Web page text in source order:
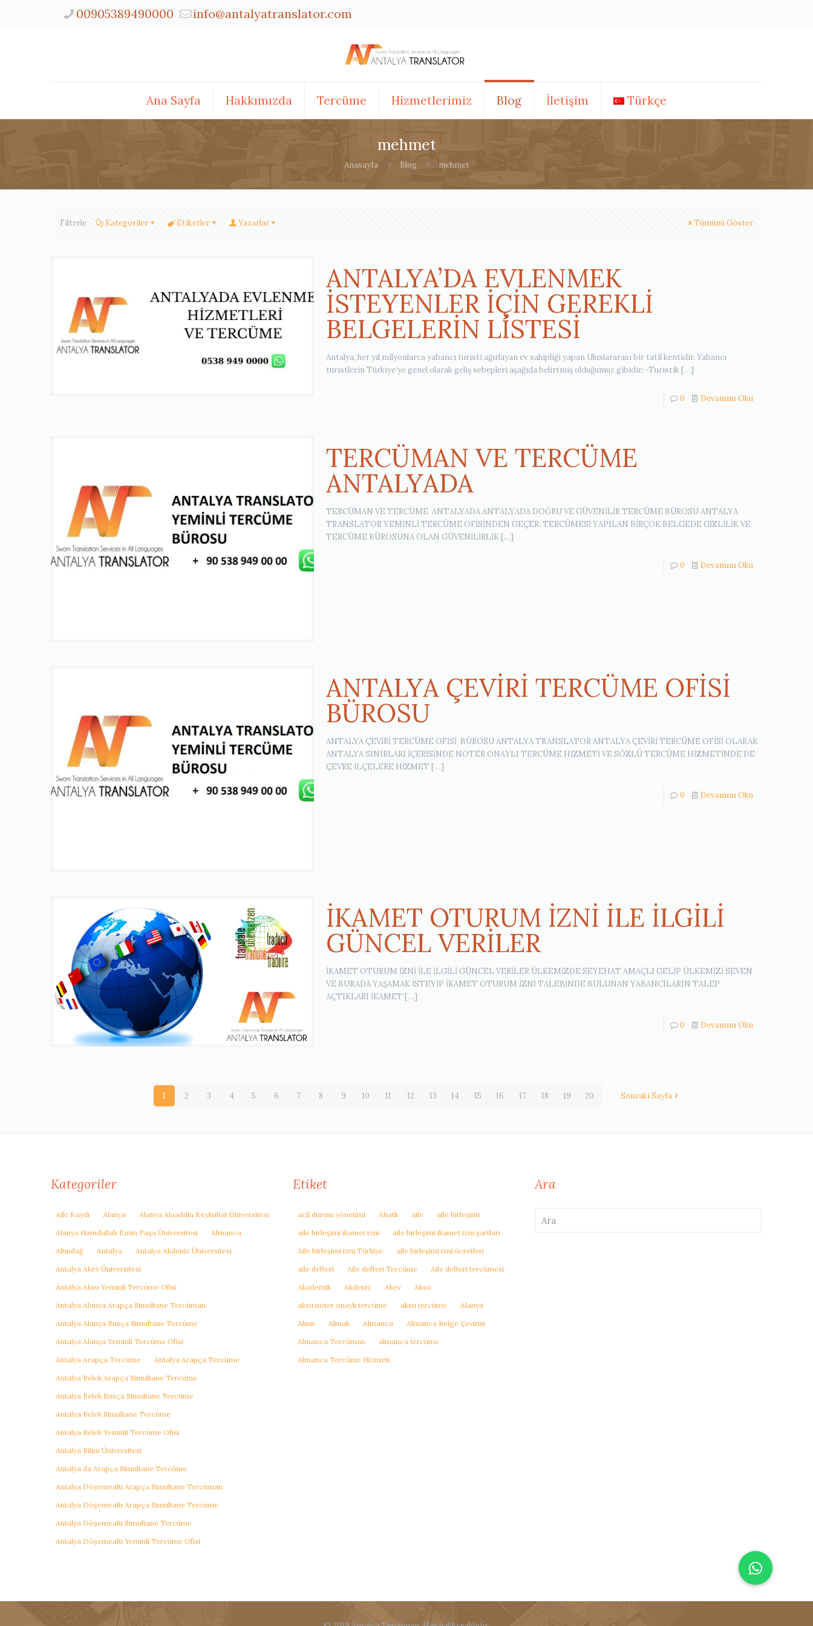
00905389490000 info@antalyatranslator.com
Ana Sayfa Hakkımızda Tercüme Hizmetlerimiz Blog İletişim Türkçe
mehmet
Anasayfa Blog mehmet
Filtrele Kategoriler Etiketler Yazarlar Tümünü Göster
ANTALYA’DA EVLENMEK
İSTEYENLER İÇİN GEREKLİ
BELGELERİN LİSTESİ
Antalya, her yıl milyonlarca yabancı turisti ağırlayan ev sahipliği yapan Uluslararası bir tatil kentidir. Yabancı
turistlerin Türkiye’ye genel olarak geliş sebepleri aşağıda belirtmiş olduğumuz gibidir; -Turistik […]
0 Devamını Oku
TERCÜMAN VE TERCÜME
ANTALYADA
TERCÜMAN VE TERCÜME ANTALYADA ANTALYADA DOĞRU VE GÜVENİLİR TERCÜME BÜROSU ANTALYA
TRANSLATOR YEMİNLİ TERCÜME OFİSİNDEN GEÇER. TERCÜMESİ YAPILAN BİRÇOK BELGEDE GİZLİLİK VE
TERCÜME BÜROSUNA OLAN GÜVENİLİRLİK […]
0 Devamını Oku
ANTALYA ÇEVİRİ TERCÜME OFİSİ
BÜROSU
ANTALYA ÇEVİRİ TERCÜME OFİSİ BÜROSU ANTALYA TRANSLATOR ANTALYA ÇEVİRİ TERCÜME OFİSİ OLARAK
ANTALYA SINIRLARI İÇERİSİNDE NOTER ONAYLI TERCÜME HİZMETİ VE SÖZLÜ TERCÜME HİZMETİNDE’DE
ÇEVRE İLÇELERE HİZMET […]
0 Devamını Oku
İKAMET OTURUM İZNİ İLE İLGİLİ
GÜNCEL VERİLER
İKAMET OTURUM İZNİ İLE İLGİLİ GÜNCEL VERİLER ÜLKEMİZDE SEYEHAT AMAÇLI GELİP ÜLKEMİZİ SEVEN
VE BURADA YAŞAMAK İSTEYİP İKAMET OTURUM İZNİ TALEBİNDE BULUNAN YABANCILARIN TALEP
AÇTIKLARI İKAMET […]
0 Devamını Oku
1 2 3 4 5 6 7 8 9 10 11 12 13 14 15 16 17 18 19 20 Sonraki Sayfa
Kategoriler
Aile Kaydı Alanya
Alanya Alaaddin Keykubat Üniversitesi
Alanya Hamdullah Emin Paşa Üniversitesi
Almanca
Altındağ
Antalya
Antalya Akdeniz Üniversitesi
Antalya Akev Üniversitesi
Antalya Aksu Yeminli Tercüme Ofisi
Antalya Alanya Arapça Simultane Tercüman
Antalya Alanya Rusça Simultane Tercüme
Antalya Alanya Yeminli Tercüme Ofisi
Antalya Arapça Tercüme
Antalya Arapça Tercüme
Antalya Belek Arapça Simultane Tercüme
Antalya Belek Rusça Simultane Tercüme
Antalya Belek Simultane Tercüme
Antalya Belek Yeminli Tercüme Ofisi
Antalya Bilim Üniversitesi
Antalya da Arapça Simultane Tercüme
Antalya Döşemealtı Arapça Simultane Tercüman
Antalya Döşemealtı Arapça Simultane Tercüme
Antalya Döşemealtı Simultane Tercüme
Antalya Döşemealtı Yeminli Tercüme Ofisi
Etiket
acil durum yönetimi Ahatlı aile
aile birleşimi
aile birleşimi ikamet izni
aile birleşimi ikamet izni şartları
Aile birleşimi izni Türkiye
aile birleşimi izni ücretleri
aile defteri
Aile defteri Tercüme
Aile defteri tercümesi
Akademik
Akdeniz Akev
Aksu
aksu noter onaylı tercüme
aksu tercüme
Alanya
Alınır
Almak Almanca
Almanca Belge Çevirisi
Almanca Tercüman
almanca tercüme
Almanca Tercüme Hizmeti
Ara